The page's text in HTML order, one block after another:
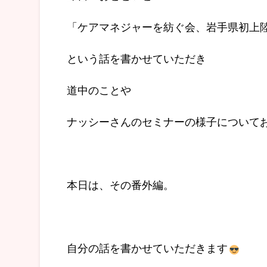
「ケアマネジャーを紡ぐ会、岩手県初上
という話を書かせていただき
道中のことや
ナッシーさんのセミナーの様子について
本日は、その番外編。
自分の話を書かせていただきます